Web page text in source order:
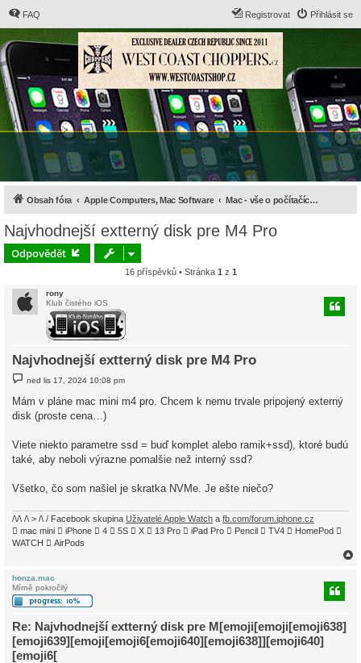
FAQ Přihlásit se
Registrovat
Obsah fóra Apple Computers, Mac Software Mac - vše o počítačích, hardware a příslušenství
Najvhodnejší extterný disk pre M4 Pro
Odpovědět
16 příspěvků • Stránka 1 z 1
rony
Klub čistého iOS
Najvhodnejší extterný disk pre M4 Pro
í
s
p
e
ned lis 17, 2024 10:08 pm
Mám v pláne mac mini m4 pro. Chcem k nemu trvale pripojený externý
disk (proste cena…)
Viete niekto parametre ssd = buď komplet alebo ramik+ssd), ktoré budú
také, aby neboli výrazne pomalšie než interný ssd?
Všetko, čo som našiel je skratka NVMe. Je ešte niečo?
/\/\ /\ > /\ / Facebook skupina Uživatelé Apple Watch a fb.com/forum.iphone.cz
 mac mini  iPhone  4  5S  X  13 Pro  iPad Pro  Pencil  TV4  HomePod 
WATCH  AirPods
honza.mac
Mírně pokročilý
Re: Najvhodnejší extterný disk pre M[emoji[emoji[emoji638]
[emoji639][emoji[emoji6[emoji640][emoji638]][emoji640]
[emoji6[